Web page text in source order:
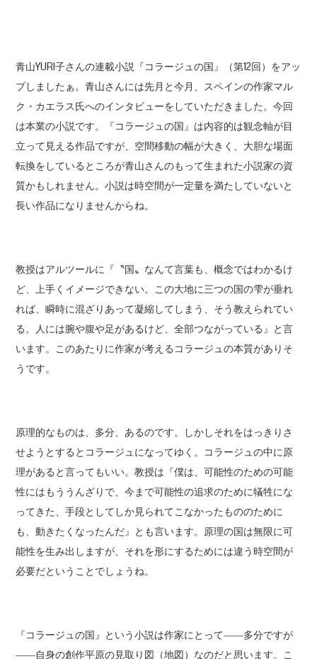
青山YURI子さんの連載小説『コラージュの国』（第12回）をアッ
プしましたぁ。青山さんには先月と今月、スペインの作家マル
ク・カエラス氏へのインタビューをしていただきました。今回
は本業の小説です。『コラージュの国』は内容的は観念軸が目
立って見える作品ですが、空間移動の幅が大きく、大胆な場面
転換をしているところが青山さんのもって生まれた小説家の資
質かもしれません。小説は時空間が一定量を満たしていないと
長い作品になりませんからね。
教授はアルツールに『〝国〟なんて言葉も、概念ではわかるけ
ど、上手くイメージできない。この大地に三つの国の雫が垂れ
れば、瞬時に混ざりあって凝縮してしまう、そう教えられてい
る。人には腕や腹や足があるけど、全部つながっている』と言
います。このあたりに作家が考えるコラージュの本質がありそ
うです。
原理的なものは、多分、あるのです。しかしそれをはっきりさ
せようとするとコラージュになってゆく。コラージュの中に原
理があると言ってもいい。教授は『僕は、可能性のための可能
性にはもううんざりで、今まで可能性の追求のために犠牲にな
ってきた、手段としてしか見られてこなかったもののために
も、動きたくなったんだ』とも言います。原理の国は無限に可
能性を生み出しますが、それを形にするためには違う時空間が
必要だということでしょうね。
『コラージュの国』という小説は作家にとって――多分ですが
――自身の創作平原の見取り図（地図）なのだと思います。こ